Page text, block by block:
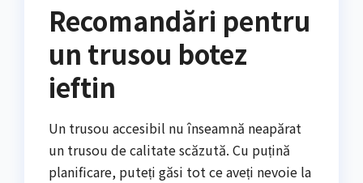
Recomandări pentru
un trusou botez
ieftin
Un trusou accesibil nu înseamnă neapărat
un trusou de calitate scăzută. Cu puțină
planificare, puteți găsi tot ce aveți nevoie la